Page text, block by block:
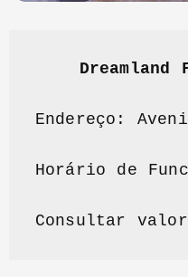
Dreamland
Endereço:
Horário de
Consultar